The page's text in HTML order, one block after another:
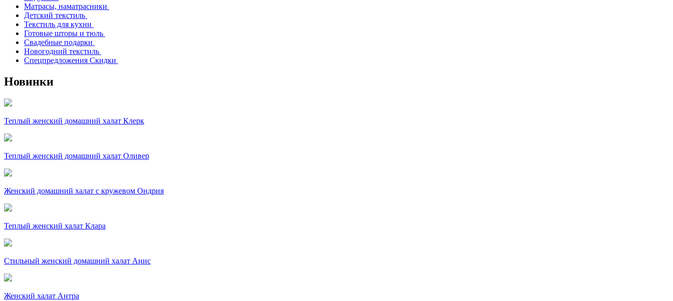
Матрасы, наматрасники
Детский текстиль
Текстиль для кухни
Готовые шторы и тюль
Свадебные подарки
Новогодний текстиль
Спецпредложения Скидки
Новинки
Теплый женский домашний халат Клерк
Теплый женский домашний халат Оливер
Женский домашний халат с кружевом Ондрия
Теплый женский халат Клара
Стильный женский домашний халат Анис
Женский халат Антра